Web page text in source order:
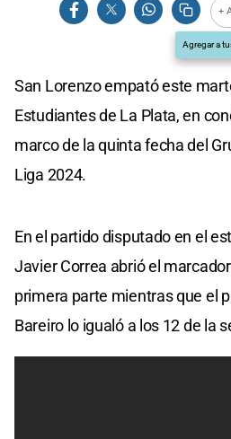
+
Agregar a
San Lorenzo empató este
Estudiantes de La Plata, en
marco de la quinta fecha del
Liga 2024.
En el partido disputado en el
Javier Correa abrió el
primera parte mientras que el
Bareiro lo igualó a los 12 de la